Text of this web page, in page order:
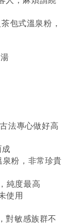
包式溫泉粉，
法專心做好高
成
粉，非常珍貴
純度最高
使用
對敏感族群不